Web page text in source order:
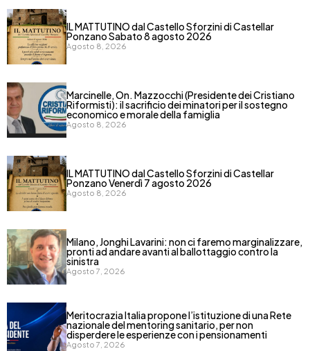
IL MATTUTINO dal Castello Sforzini di Castellar
Ponzano Sabato 8 agosto 2026
Agosto 8, 2026
Marcinelle, On. Mazzocchi (Presidente dei Cristiano
Riformisti): il sacrificio dei minatori per il sostegno
economico e morale della famiglia
Agosto 8, 2026
IL MATTUTINO dal Castello Sforzini di Castellar
Ponzano Venerdì 7 agosto 2026
Agosto 8, 2026
Milano, Jonghi Lavarini: non ci faremo marginalizzare,
pronti ad andare avanti al ballottaggio contro la
sinistra
Agosto 7, 2026
Meritocrazia Italia propone l’istituzione di una Rete
nazionale del mentoring sanitario, per non
disperdere le esperienze con i pensionamenti
Agosto 7, 2026